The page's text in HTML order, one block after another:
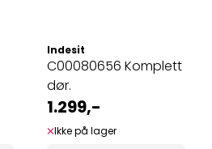
Indesit
C00080656 Komplett
dør.
1.299,-
Ikke på lager